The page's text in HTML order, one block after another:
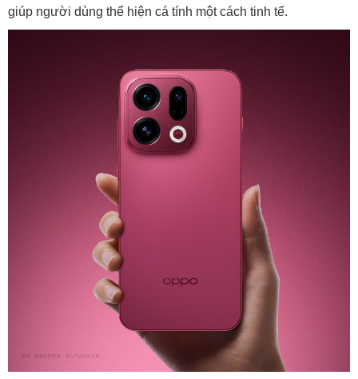
giúp người dùng thể hiện cá tính một cách tinh tế.